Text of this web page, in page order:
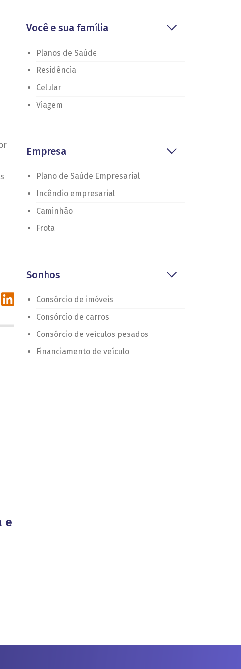
e
Você e sua família
Planos de Saúde
Residência
Celular
Viagem
Empresa
Plano de Saúde Empresarial
Incêndio empresarial
Caminhão
Frota
Sonhos
Consórcio de imóveis
Consórcio de carros
Consórcio de veículos pesados
Financiamento de veículo